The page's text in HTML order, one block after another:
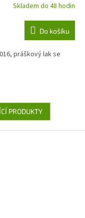
Skladem do 48 hodin
Do košíku
práškový lak se
PRODUKTY